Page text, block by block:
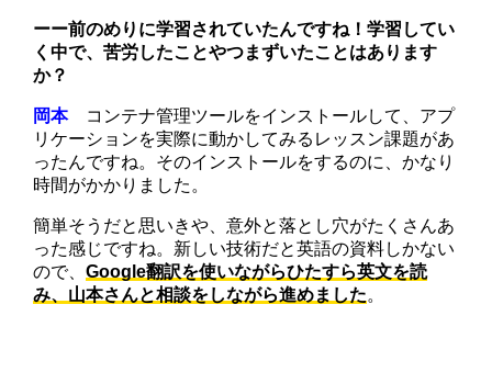
ーー前のめりに学習されていたんですね！学習してい
く中で、苦労したことやつまずいたことはあります
か？
岡本コンテナ管理ツールをインストールして、アプ
リケーションを実際に動かしてみるレッスン課題があ
ったんですね。そのインストールをするのに、かなり
時間がかかりました。
簡単そうだと思いきや、意外と落とし穴がたくさんあ
った感じですね。新しい技術だと英語の資料しかない
ので、Google翻訳を使いながらひたすら英文を読
み、山本さんと相談をしながら進めました。